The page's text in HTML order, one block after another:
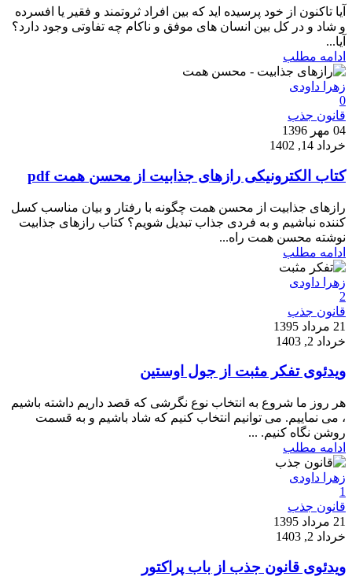
آیا تاکنون از خود پرسیده اید که بین افراد ثروتمند و فقیر یا افسرده
و شاد و در کل بین انسان های موفق و ناکام چه تفاوتی وجود دارد؟
آیا...
ادامه مطلب
زهرا داودی
0
قانون جذب
04 مهر 1396
خرداد 14, 1402
کتاب الکترونیکی رازهای جذابیت از محسن همت pdf
رازهای جذابیت از محسن همت چگونه با رفتار و بیان مناسب کسل
کننده نباشیم و به فردی جذاب تبدیل شویم؟ کتاب رازهای جذابیت
نوشته محسن همت راه...
ادامه مطلب
زهرا داودی
2
قانون جذب
21 مرداد 1395
خرداد 2, 1403
ویدئوی تفکر مثبت از جول اوستین
هر روز ما شروع به انتخاب نوع نگرشی که قصد داریم داشته باشیم
، می نماییم. می توانیم انتخاب کنیم که شاد باشیم و به قسمت
روشن نگاه کنیم. ...
ادامه مطلب
زهرا داودی
1
قانون جذب
21 مرداد 1395
خرداد 2, 1403
ویدئوی قانون جذب از باب پراکتور